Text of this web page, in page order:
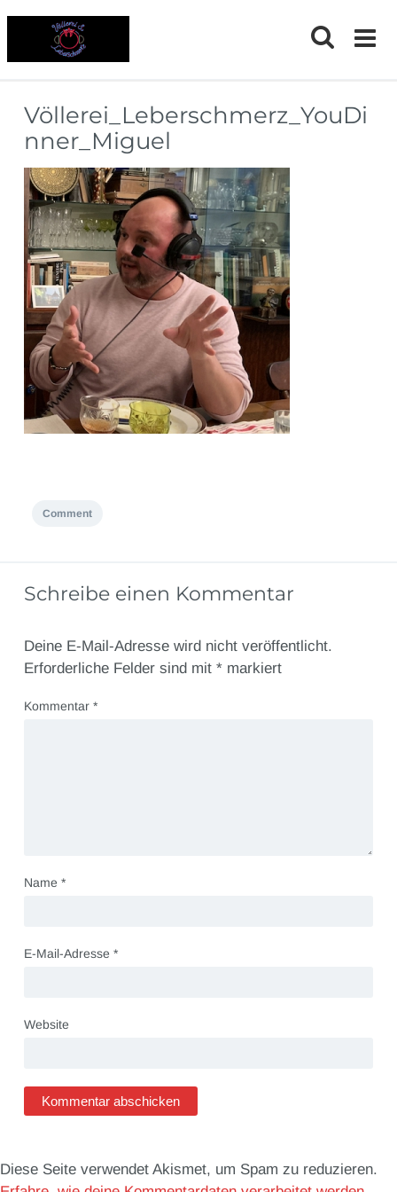
Völlerei_Leberschmerz_YouDi
nner_Miguel
Comment
Schreibe einen Kommentar
Deine E-Mail-Adresse wird nicht veröffentlicht.
Erforderliche Felder sind mit *markiert
Kommentar *
Name *
E-Mail-Adresse *
Website
Diese Seite verwendet Akismet, um Spam zu reduzieren.